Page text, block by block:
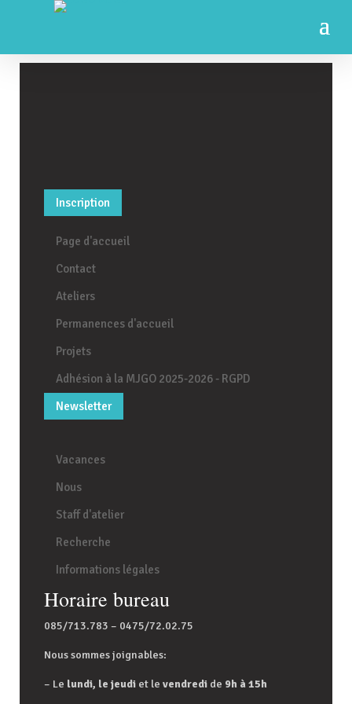
Inscription
Page d'accueil
Contact
Ateliers
Permanences d'accueil
Projets
Adhésion à la MJGO 2025-2026 - RGPD
Newsletter
Vacances
Nous
Staff d'atelier
Recherche
Informations légales
Horaire bureau
085/713.783 – 0475/72.02.75
Nous sommes joignables:
– Le lundi, le jeudiet le vendredide 9h à 15h